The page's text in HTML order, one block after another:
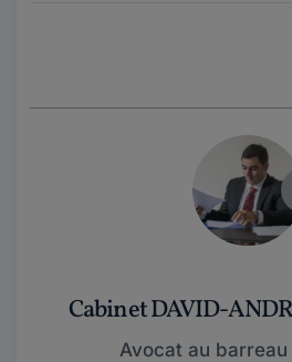
Cabinet DAVID-
Avocat au barreau